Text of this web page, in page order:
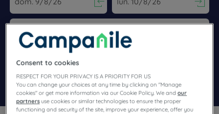
Navigate forward to interact with the calendar and select a
Navigate backward to interact
Encontrar un hotel
Añadir un código especial
Consent to cookies
RESPECT FOR YOUR PRIVACY IS A PRIORITY FOR US
You can change your choices at any time by clicking on "Manage
cookies" or get more information via our Cookie Policy. We andour
partners use cookies or similar technologies to ensure the proper
functioning and security of the site, improve your experience, offer you